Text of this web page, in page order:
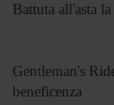
Battuta all'asta
Gentleman's
beneficenza